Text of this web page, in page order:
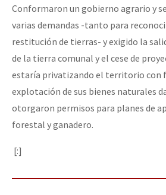
Conformaron un gobierno agrario y
varias demandas -tanto para
restitución de tierras- y exigido la
de la tierra comunal y el cese de
estaría privatizando el territorio con
explotación de sus bienes naturales
otorgaron permisos para planes de
forestal y ganadero.
[:]